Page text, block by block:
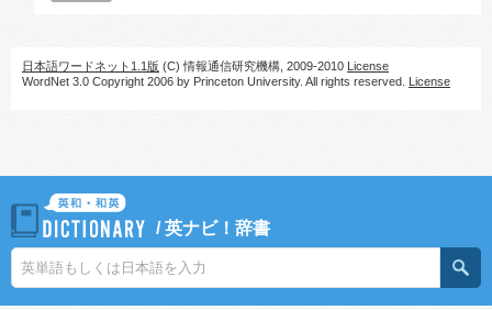
日本語ワードネット1.1版 (C) 情報通信研究機構, 2009-2010 License
WordNet 3.0 Copyright 2006 by Princeton University. All rights reserved. License
/英ナビ！辞書